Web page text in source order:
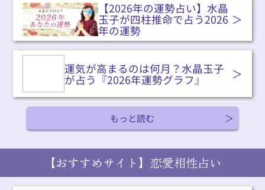
【2026年の運勢占い】水晶
玉子が四柱推命で占う2026
年の運勢
運気が高まるのは何月？水晶玉子
が占う『2026年運勢グラフ』
もっと読む
【おすすめサイト】恋愛相性占い